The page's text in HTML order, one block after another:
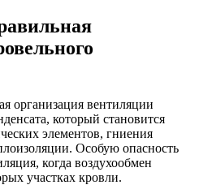
организация вентиляции
который становится
элементов, гниения
Особую опасность
когда воздухообмен
участках кровли.